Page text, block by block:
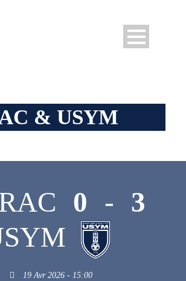
& USYM
0 - 3
19 Avr 2026 - 15:00